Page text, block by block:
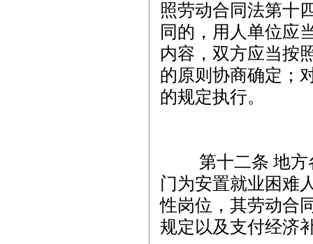
照劳动合同法第十
同的，用人单位应
内容，双方应当按
的原则协商确定；
的规定执行。
第十二条 地方各
门为安置就业困难
性岗位，其劳动合
规定以及支付经济